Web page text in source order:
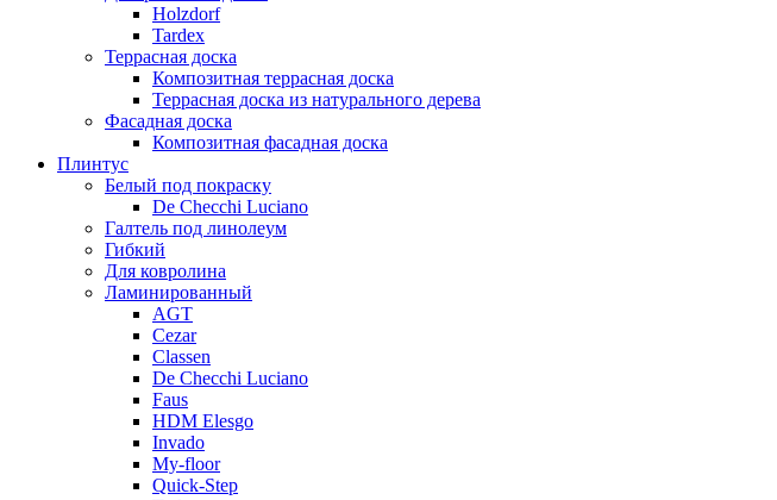
Holzdorf
Tardex
Террасная доска
Композитная террасная доска
Террасная доска из натурального дерева
Фасадная доска
Композитная фасадная доска
Плинтус
Белый под покраску
De Checchi Luciano
Галтель под линолеум
Гибкий
Для ковролина
Ламинированный
AGT
Cezar
Classen
De Checchi Luciano
Faus
HDM Elesgo
Invado
My-floor
Quick-Step